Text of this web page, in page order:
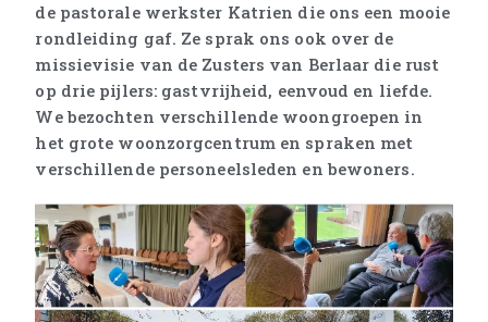
de pastorale werkster Katrien die ons een mooie
rondleiding gaf. Ze sprak ons ook over de
missievisie van de Zusters van Berlaar die rust
op drie pijlers: gastvrijheid, eenvoud en liefde.
We bezochten verschillende woongroepen in
het grote woonzorgcentrum en spraken met
verschillende personeelsleden en bewoners.